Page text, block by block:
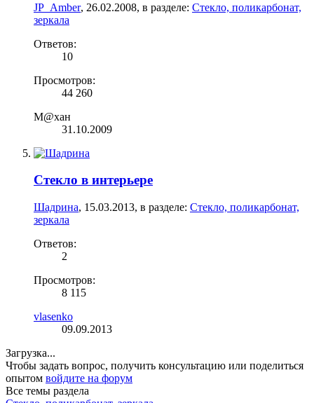
JP_Amber, 26.02.2008, в разделе: Стекло, поликарбонат,
зеркала
Ответов:
10
Просмотров:
44 260
М@хан
31.10.2009
Стекло в интерьере
Шадрина, 15.03.2013, в разделе: Стекло, поликарбонат,
зеркала
Ответов:
2
Просмотров:
8 115
vlasenko
09.09.2013
Загрузка...
Чтобы задать вопрос, получить консультацию или поделиться
опытом войдите на форум
Все темы раздела